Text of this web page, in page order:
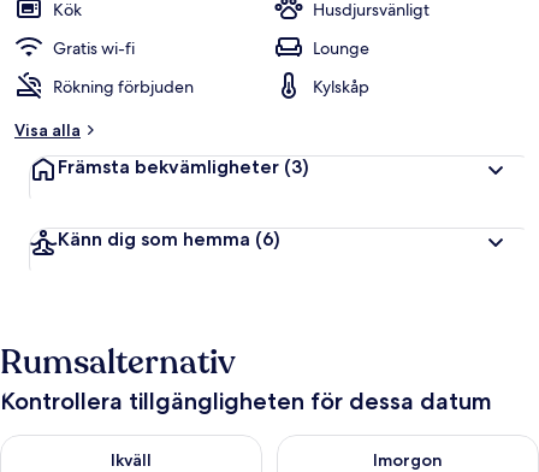
Kök
Husdjursvänligt
Gratis wi-fi
Lounge
Rökning förbjuden
Kylskåp
Visa alla
Främsta bekvämligheter (3)
Känn dig som hemma (6)
Rumsalternativ
Kontrollera tillgängligheten för dessa datum
Ikväll
Kontrollera tillgängligheten för ikväll aug. 8 - aug. 9
Imorgon
Kontrollera tillgängligheten